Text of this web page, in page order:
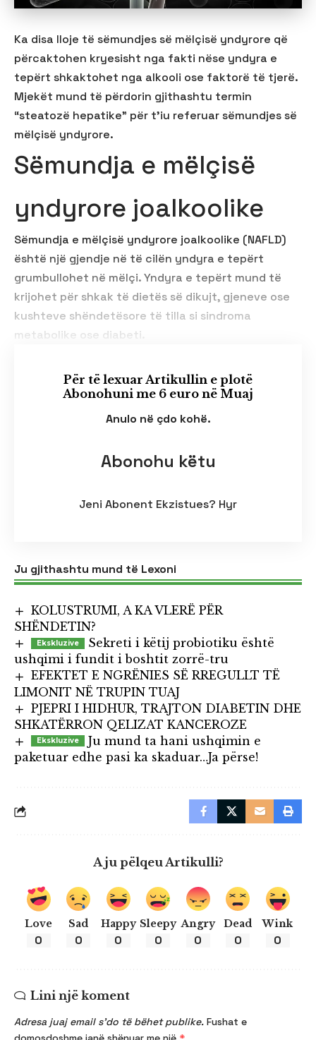
Ka disa lloje të sëmundjes së mëlçisë yndyrore që
përcaktohen kryesisht nga fakti nëse yndyra e
tepërt shkaktohet nga alkooli ose faktorë të tjerë.
Mjekët mund të përdorin gjithashtu termin
“steatozë hepatike” për t’iu referuar sëmundjes së
mëlçisë yndyrore.
Sëmundja e mëlçisë
yndyrore joalkoolike
Sëmundja e mëlçisë yndyrore joalkoolike (NAFLD)
është një gjendje në të cilën yndyra e tepërt
grumbullohet në mëlçi. Yndyra e tepërt mund të
krijohet për shkak të dietës së dikujt, gjeneve ose
kushteve shëndetësore të tilla si sindroma
metabolike ose diabeti.
Për të lexuar Artikullin e plotë
Abonohuni me 6 euro në Muaj
Anulo në çdo kohë.
Abonohu këtu
Jeni Abonent Ekzistues? Hyr
Ju gjithashtu mund të Lexoni
KOLUSTRUMI, A KA VLERË PËR
SHËNDETIN?
Sekreti i këtij probiotiku është
ushqimi i fundit i boshtit zorrë-tru
EFEKTET E NGRËNIES SË RREGULLT TË
LIMONIT NË TRUPIN TUAJ
PJEPRI I HIDHUR, TRAJTON DIABETIN DHE
SHKATËRRON QELIZAT KANCEROZE
Ju mund ta hani ushqimin e
paketuar edhe pasi ka skaduar…Ja përse!
A ju pëlqeu Artikulli?
Love
0
Sad
0
Happy
0
Sleepy
0
Angry
0
Dead
0
Wink
0
Lini një koment
Adresa juaj email s’do të bëhet publike. Fushat e